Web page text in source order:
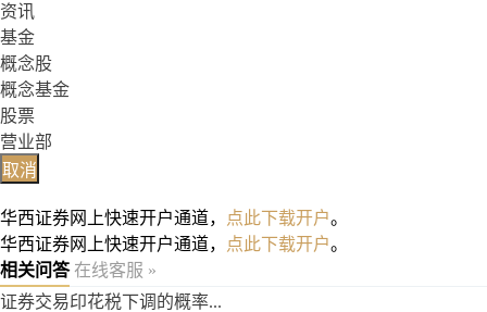
资讯
基金
概念股
概念基金
股票
营业部
取消
华西证券网上快速开户通道， 点此下载开户。
华西证券网上快速开户通道，
点此下载开户。
相关问答 在线客服 »
证券交易印花税下调的概率...